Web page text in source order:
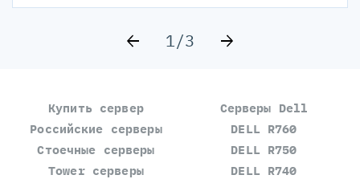
1/3
Купить сервер
Российские серверы
Стоечные серверы
Tower серверы
Серверы Dell
DELL R760
DELL R750
DELL R740